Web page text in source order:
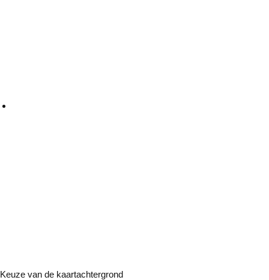
Keuze van de kaartachtergrond